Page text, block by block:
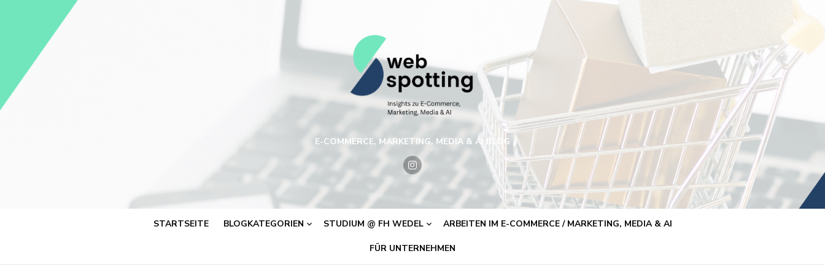
E-COMMERCE, MARKETING, MEDIA & AI BLOG
STARTSEITE BLOGKATEGORIEN STUDIUM @ FH WEDEL ARBEITEN IM E-COMMERCE / MARKETING, MEDIA & AI
FÜR UNTERNEHMEN